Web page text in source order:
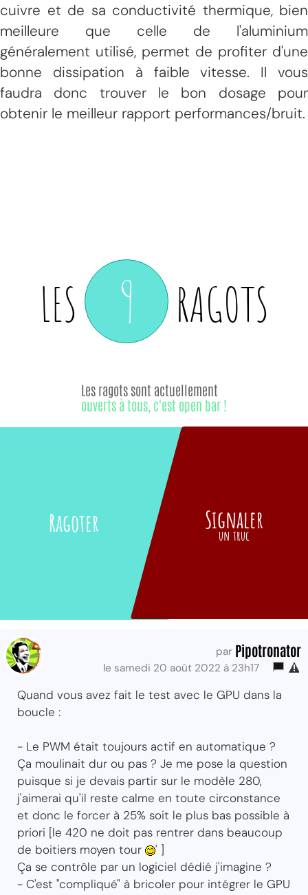
cuivre et de sa conductivité thermique, bien
meilleure que celle de l'aluminium
généralement utilisé, permet de profiter d'une
bonne dissipation à faible vitesse. Il vous
faudra donc trouver le bon dosage pour
obtenir le meilleur rapport performances/bruit.
LES 9 RAGOTS
Ragoter
Les ragots sont actuellement
ouverts à tous, c'est open bar !
Signaler
un truc
par Pipotronator
le samedi 20 août 2022 à 23h17
Quand vous avez fait le test avec le GPU dans la
boucle :
- Le PWM était toujours actif en automatique ?
Ça moulinait dur ou pas ? Je me pose la question
puisque si je devais partir sur le modèle 280,
j'aimerai qu'il reste calme en toute circonstance
et donc le forcer à 25% soit le plus bas possible à
priori [le 420 ne doit pas rentrer dans beaucoup
de boitiers moyen tour
' ]
Ça se contrôle par un logiciel dédié j'imagine ?
- C'est "compliqué" à bricoler pour intégrer le GPU